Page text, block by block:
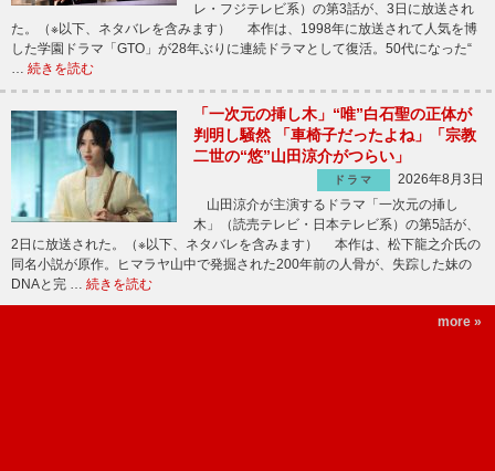
レ・フジテレビ系）の第3話が、3日に放送され
た。（※以下、ネタバレを含みます） 本作は、1998年に放送されて人気を博
した学園ドラマ「GTO」が28年ぶりに連続ドラマとして復活。50代になった“
… 続きを読む
「一次元の挿し木」“唯”白石聖の正体が
判明し騒然 「車椅子だったよね」「宗教
二世の“悠”山田涼介がつらい」
ドラマ
2026年8月3日
山田涼介が主演するドラマ「一次元の挿し
木」（読売テレビ・日本テレビ系）の第5話が、
2日に放送された。（※以下、ネタバレを含みます） 本作は、松下龍之介氏の
同名小説が原作。ヒマラヤ山中で発掘された200年前の人骨が、失踪した妹の
DNAと完 … 続きを読む
more »